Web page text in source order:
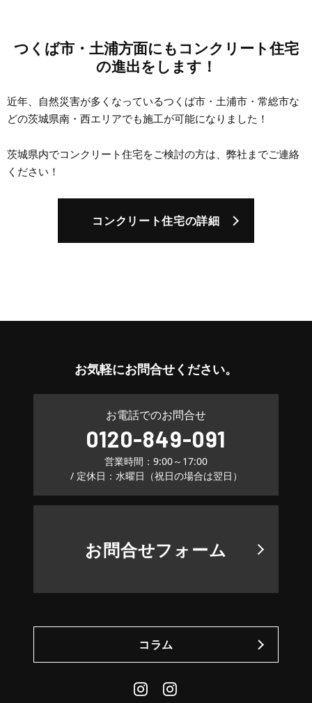
つくば市・土浦方面にもコンクリート住宅
の進出をします！
近年、自然災害が多くなっているつくば市・土浦市・常総市な
どの茨城県南・西エリアでも施工が可能になりました！
茨城県内でコンクリート住宅をご検討の方は、弊社までご連絡
ください！
コンクリート住宅の詳細
お気軽にお問合せください。
お電話でのお問合せ
0120-849-091
営業時間：9:00～17:00
/ 定休日：水曜日（祝日の場合は翌日）
お問合せフォーム
コラム
Instagram